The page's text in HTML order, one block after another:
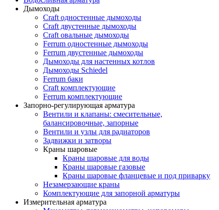
Дымоходы
Craft одностенные дымоходы
Craft двустенные дымоходы
Craft овальные дымоходы
Ferrum одностенные дымоходы
Ferrum двустенные дымоходы
Дымоходы для настенных котлов
Дымоходы Schiedel
Ferrum баки
Craft комплектующие
Ferrum комплектующие
Запорно-регулирующая арматура
Вентили и клапаны: смесительные,
балансировочные, запорные
Вентили и узлы для радиаторов
Задвижки и затворы
Краны шаровые
Краны шаровые для воды
Краны шаровые газовые
Краны шаровые фланцевые и под приварку
Незамерзающие краны
Комплектующие для запорной арматуры
Измерительная арматура